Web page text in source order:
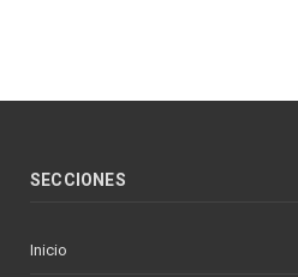
SECCIONES
Inicio